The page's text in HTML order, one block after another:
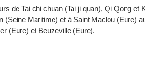
de Tai chi chuan (Tai ji quan), Qi Qong et
Maritime) et à Saint Maclou (Eure)
(Eure) et Beuzeville (Eure).